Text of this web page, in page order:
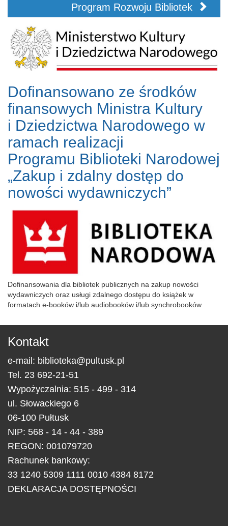
Program Rozwoju Bibliotek
Dofinansowano ze środków
finansowych Ministra Kultury
i Dziedzictwa Narodowego w
ramach realizacji
Programu Biblioteki Narodowej
„Zakup i zdalny dostęp do
nowości wydawniczych”
Dofinansowania dla bibliotek publicznych na zakup nowości
wydawniczych oraz usługi zdalnego dostępu do książek w
formatach e-booków i/lub audiobooków i/lub synchrobooków
Kontakt
e-mail: biblioteka@pultusk.pl
Tel. 23 692-21-51
Wypożyczalnia: 515 - 499 - 314
ul. Słowackiego 6
06-100 Pułtusk
NIP: 568 - 14 - 44 - 389
REGON: 001079720
Rachunek bankowy:
33 1240 5309 1111 0010 4384 8172
DEKLARACJA DOSTĘPNOŚCI